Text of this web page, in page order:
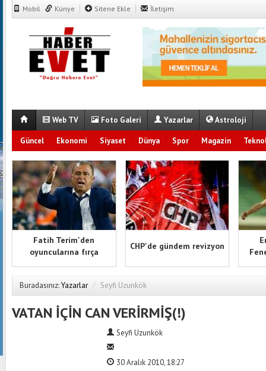
Mobil Künye Sitene Ekle İletişim
Web TV Foto Galeri Yazarlar Astroloji
Güncel Ekonomi Siyaset Dünya Spor Magazin
Fatih Terim'den
oyuncularına fırça
CHP'de gündem revizyon
Buradasınız:Yazarlar / Seyfi Uzunkök
VATAN İÇİN CAN VERİRMİŞ(!)
Seyfi Uzunkök
30 Aralık 2010, 18:27